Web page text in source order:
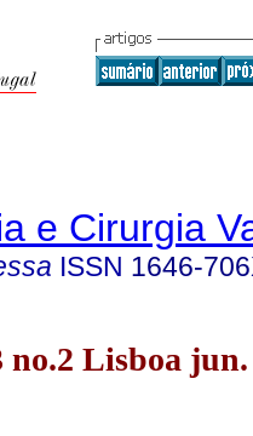
e Cirurgia
ISSN 1646-
no.2 Lisboa jun.